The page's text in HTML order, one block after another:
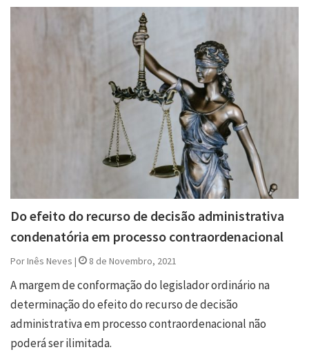
Do efeito do recurso de decisão administrativa
condenatória em processo contraordenacional
Por Inês Neves | 8 de Novembro, 2021
A margem de conformação do legislador ordinário na
determinação do efeito do recurso de decisão
administrativa em processo contraordenacional não
poderá ser ilimitada.